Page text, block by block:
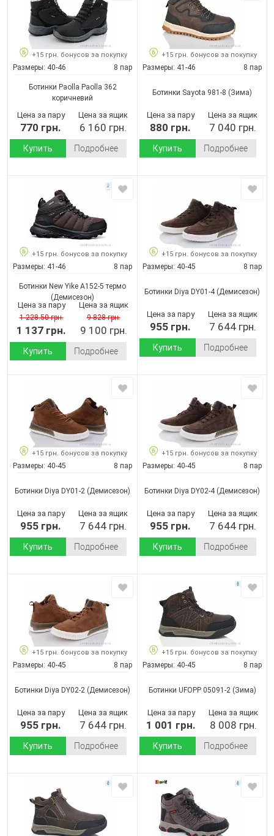
+15 грн. бонусов за покупку
Размеры: 40-46 8 пар
Ботинки Paolla Paolla 362
коричневий
Цена за пару
770 грн.
Цена за ящик
6 160 грн.
Купить Подробнее
+15 грн. бонусов за покупку
Размеры: 41-46 8 пар
Ботинки Sayota 981-8 (Зима)
Цена за пару
880 грн.
Цена за ящик
7 040 грн.
Купить Подробнее
+15 грн. бонусов за покупку
Размеры: 41-46 8 пар
Ботинки New Yike A152-5 термо
(Демисезон)
Цена за пару
1 228.50 грн.
1 137 грн.
Цена за ящик
9 828 грн.
9 100 грн.
Купить Подробнее
+15 грн. бонусов за покупку
Размеры: 40-45 8 пар
Ботинки Diya DY01-4(Демисезон)
Цена за пару
955 грн.
Цена за ящик
7 644 грн.
Купить Подробнее
+15 грн. бонусов за покупку
Размеры: 40-45 8 пар
Ботинки Diya DY01-2 (Демисезон)
Цена за пару
955 грн.
Цена за ящик
7 644 грн.
Купить Подробнее
+15 грн. бонусов за покупку
Размеры: 40-45 8 пар
Ботинки Diya DY02-4(Демисезон)
Цена за пару
955 грн.
Цена за ящик
7 644 грн.
Купить Подробнее
+15 грн. бонусов за покупку
Размеры: 40-45 8 пар
Ботинки Diya DY02-2 (Демисезон)
Цена за пару
955 грн.
Цена за ящик
7 644 грн.
Купить Подробнее
+15 грн. бонусов за покупку
Размеры: 40-45 8 пар
Ботинки UFOPP 05091-2(Зима)
Цена за пару
1 001 грн.
Цена за ящик
8 008 грн.
Купить Подробнее